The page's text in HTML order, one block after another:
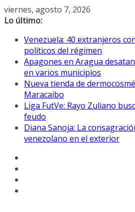
Saltar
al
viernes, agosto 7, 2026
Lo último:
Venezuela: 40 extranjeros
políticos del régimen
Apagones en Aragua
en varios municipios
Nueva tienda de
Maracaibo
Liga FutVe: Rayo Zuliano
feudo
Diana Sanoja: La
venezolano en el exterior